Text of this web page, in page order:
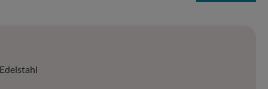
Edelstahl